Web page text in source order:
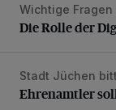
Die Rolle der
Wichtige
Die Rolle der
Ehrenamtler
Stadt Jüchen
Ehrenamtler